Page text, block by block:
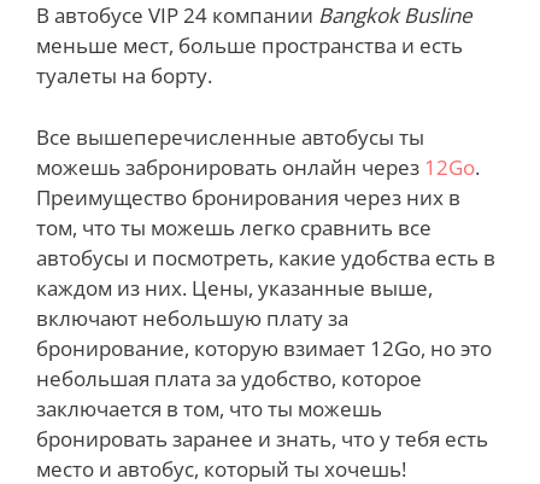
В автобусе VIP 24 компании Bangkok Busline
меньше мест, больше пространства и есть
туалеты на борту.
Все вышеперечисленные автобусы ты
можешь забронировать онлайн через 12Go.
Преимущество бронирования через них в
том, что ты можешь легко сравнить все
автобусы и посмотреть, какие удобства есть в
каждом из них. Цены, указанные выше,
включают небольшую плату за
бронирование, которую взимает 12Go, но это
небольшая плата за удобство, которое
заключается в том, что ты можешь
бронировать заранее и знать, что у тебя есть
место и автобус, который ты хочешь!